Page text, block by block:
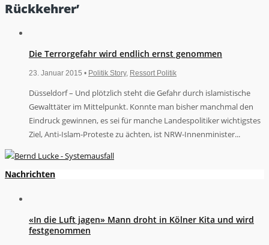
Rückkehrer’
Die Terrorgefahr wird endlich ernst genommen
23. Januar 2015 • Politik Story, Ressort Politik
Düsseldorf – Und plötzlich steht die Gefahr durch islamistische
Gewalttäter im Mittelpunkt. Konnte man bisher manchmal den
Eindruck gewinnen, es sei für manche Landespolitiker wichtigstes
Ziel, Anti-Islam-Proteste zu ächten, ist NRW-Innenminister...
Nachrichten
«In die Luft jagen» Mann droht in Kölner Kita und wird
festgenommen